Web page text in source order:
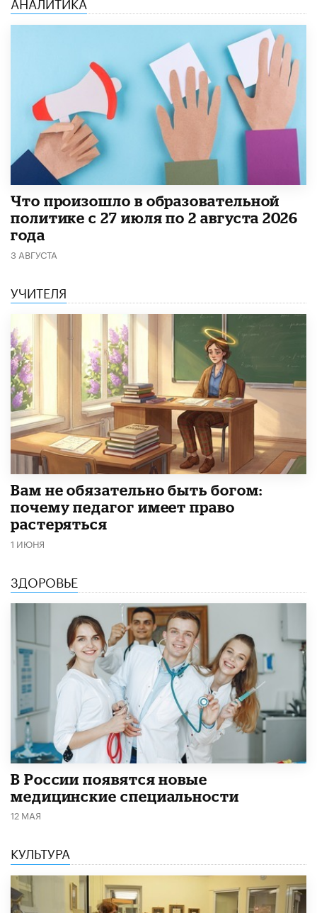
​Что произошло в образовательной
политике с 27 июля по 2 августа 2026
года
3 АВГУСТА
УЧИТЕЛЯ
​Вам не обязательно быть богом:
почему педагог имеет право
растеряться
1 ИЮНЯ
ЗДОРОВЬЕ
В России появятся новые
медицинские специальности
12 МАЯ
КУЛЬТУРА